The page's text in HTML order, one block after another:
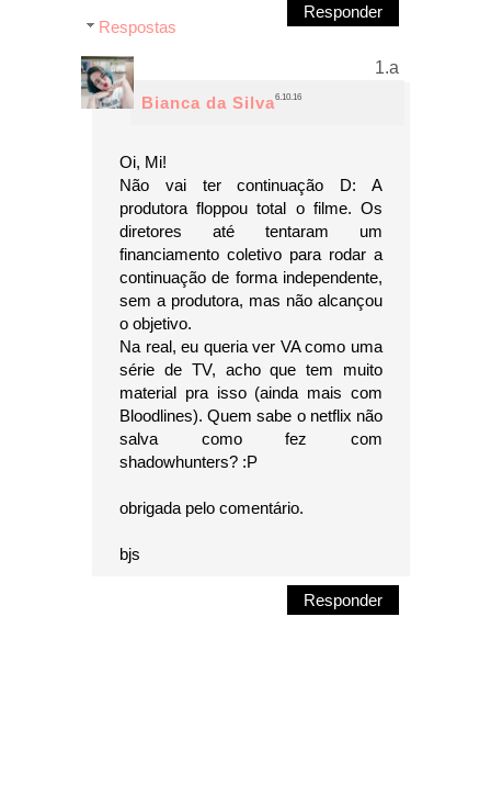
Responder
Respostas
Bianca da Silva6.10.16
Oi, Mi!
Não vai ter continuação D: A
produtora floppou total o filme. Os
diretores até tentaram um
financiamento coletivo para rodar a
continuação de forma independente,
sem a produtora, mas não alcançou
o objetivo.
Na real, eu queria ver VA como uma
série de TV, acho que tem muito
material pra isso (ainda mais com
Bloodlines). Quem sabe o netflix não
salva como fez com
shadowhunters? :P
obrigada pelo comentário.
bjs
Responder